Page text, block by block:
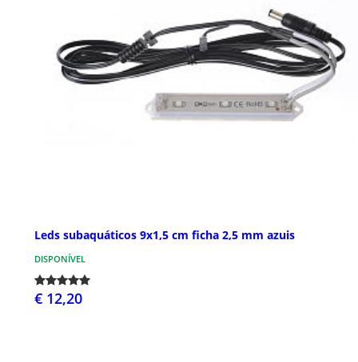
Leds subaquáticos 9x1,5 cm ficha 2,5 mm azuis
DISPONÍVEL
€ 12,20